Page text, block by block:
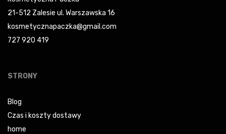
21-512 Zalesie ul. Warszawska 16
kosmetycznapaczka@gmail.com
727 920 419
STRONY
Blog
Czas i koszty dostawy
home